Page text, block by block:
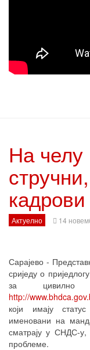
На челу
кадрови
Актуелно 14
Сарајево -
сриједу о
за цивилно
http://
који имају
именовани на
сматрају у СНДС-у,
проблеме.